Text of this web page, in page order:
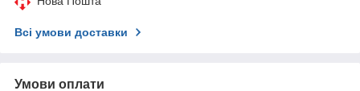
Всі умови доставки
Умови оплати